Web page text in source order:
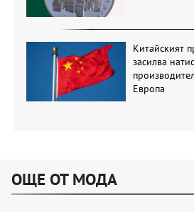
Китайският
засилва
Европа
ОЩЕ ОТ МОДА